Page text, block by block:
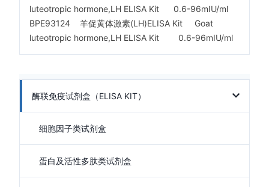
luteotropic hormone,LH ELISA Kit 0.6-96mIU/ml
BPE93124 羊促黄体激素(LH)ELISA Kit Goat
luteotropic hormone,LH ELISA Kit 0.6-96mIU/ml
酶联免疫试剂盒（ELISA KIT）
细胞因子类试剂盒
蛋白及活性多肽类试剂盒